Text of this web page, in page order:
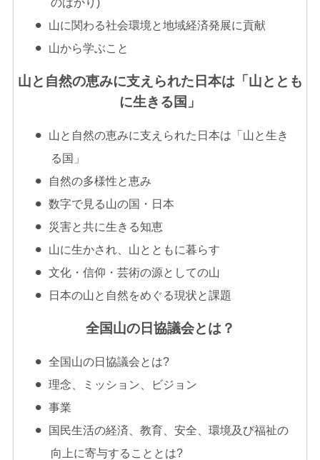
のばかり)
山に関わる社会環境と地域経済発展に貢献
山から学ぶこと
山と自然の恵みに支えられた日本は「山ととも
に生きる国」
山と自然の恵みに支えられた日本は「山と生き
る国」
自然の多様性と恵み
数字で見る山の国・日本
災害と共に生きる知恵
山に生かされ、山とともに暮らす
文化・信仰・芸術の源としての山
日本の山と自然をめぐる現状と課題
全国山の日協議会とは？
全国山の日協議会とは?
理念、ミッション、ビジョン
事業
国民生活の経済、教育、安全、環境及び福祉の
向上に寄与することとは?